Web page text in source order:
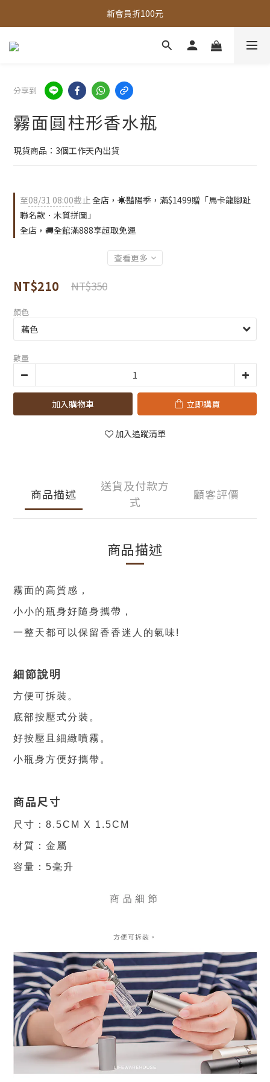
全館，滿888超取免運｜滿1500宅配免運
新會員折100元
分享到
霧面圓柱形香水瓶
現貨商品：3個工作天內出貨
至08/31 08:00截止全店，☀️豔陽季，滿$1499贈「馬卡龍腳趾
聯名款．木質拼圖」
全店，🚚全館滿888享超取免運
查看更多
NT$210 NT$350
顏色
數量
加入購物車 立即購買
加入追蹤清單
商品描述
送貨及付款方
式
顧客評價
商品描述
霧面的高質感，
小小的瓶身好隨身攜帶，
一整天都可以保留香香迷人的氣味!
細節說明
方便可拆裝。
底部按壓式分裝。
好按壓且細緻噴霧。
小瓶身方便好攜帶。
商品尺寸
尺寸：8.5CM X 1.5CM
材質：金屬
容量：5毫升